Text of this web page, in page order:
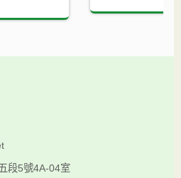
段5號4A-04室